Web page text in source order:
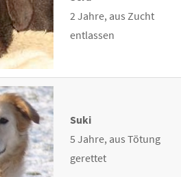
2 Jahre, aus Zucht
entlassen
Suki
5 Jahre, aus Tötung
gerettet